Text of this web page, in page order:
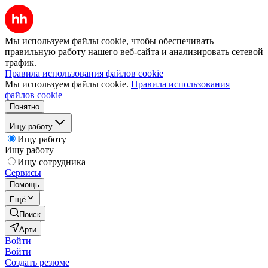
Мы используем файлы cookie, чтобы обеспечивать
правильную работу нашего веб-сайта и анализировать сетевой
трафик.
Правила использования файлов cookie
Мы используем файлы cookie. Правила использования
файлов cookie
Понятно
Ищу работу
Ищу работу
Ищу работу
Ищу сотрудника
Сервисы
Помощь
Ещё
Поиск
Арти
Войти
Войти
Создать резюме